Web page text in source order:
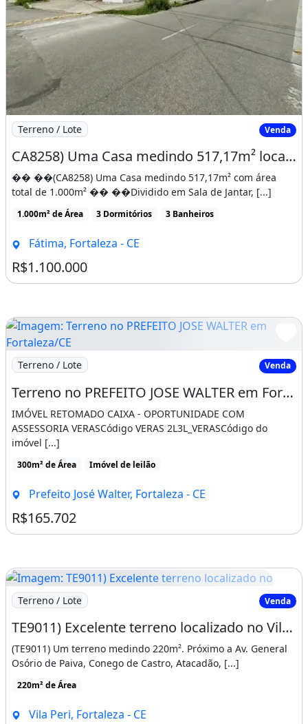
Piscina
Imagem: CA8258) Uma Casa medindo 517,17m² localizada
Terreno / Lote Venda
CA8258) Uma Casa medindo 517,17m² localizada no bairro de Fátima
�� ��(CA8258) Uma Casa medindo 517,17m² com área
total de 1.000m² �� ��Dividido em Sala de Jantar, [...]
1.000m² de Área 3 Dormitórios 3 Banheiros
Fátima, Fortaleza - CE
R$1.100.000
Imagem: Terreno no PREFEITO JOSE WALTER em
Terreno / Lote Venda
Terreno no PREFEITO JOSE WALTER em Fortaleza/CE - Caixa 1444405276772
IMÓVEL RETOMADO CAIXA - OPORTUNIDADE COM
ASSESSORIA VERASCódigo VERAS 2L3L_VERASCódigo do
imóvel [...]
300m² de Área Imóvel de leilão
Prefeito José Walter, Fortaleza - CE
R$165.702
Imagem: TE9011) Excelente terreno localizado no
Terreno / Lote Venda
TE9011) Excelente terreno localizado no Vila Peri medindo 220m²
(TE9011) Um terreno medindo 220m². Próximo a Av. General
Osório de Paiva, Conego de Castro, Atacadão, [...]
220m² de Área
Vila Peri, Fortaleza - CE